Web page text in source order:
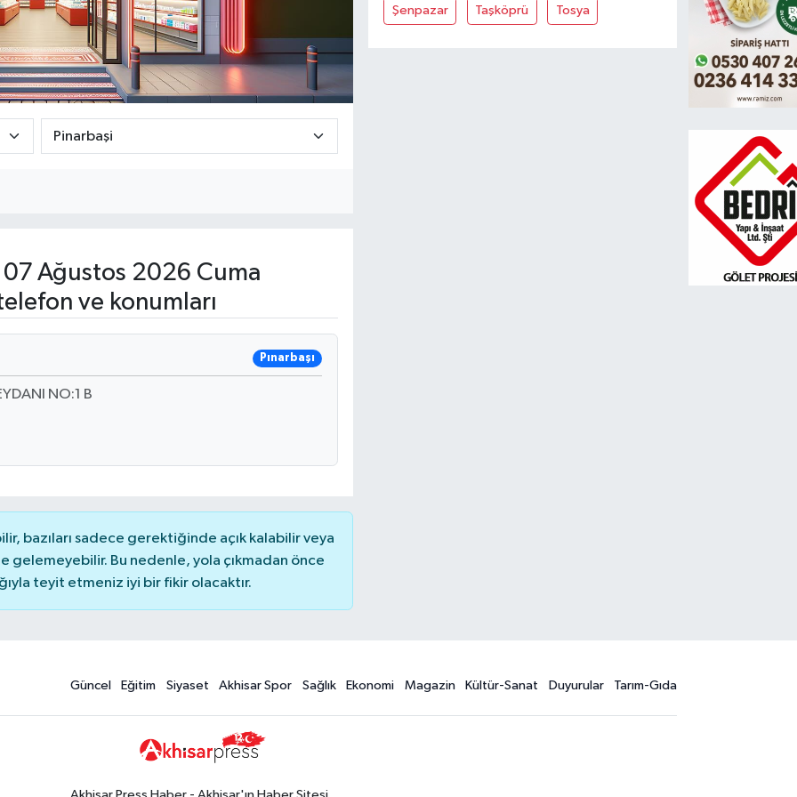
07 Ağustos 2026 Cuma
ve konumları
Pınarbaşı
NO:1 B
bazıları sadece gerektiğinde açık kalabilir veya
Bu nedenle, yola çıkmadan önce
teyit etmeniz iyi bir fikir olacaktır.
Şenpazar Taşköprü Tosya
Güncel Eğitim Siyaset Akhisar Spor Sağlık Ekonomi Magazin Kültür-Sanat Duyurular Tarım-Gıda